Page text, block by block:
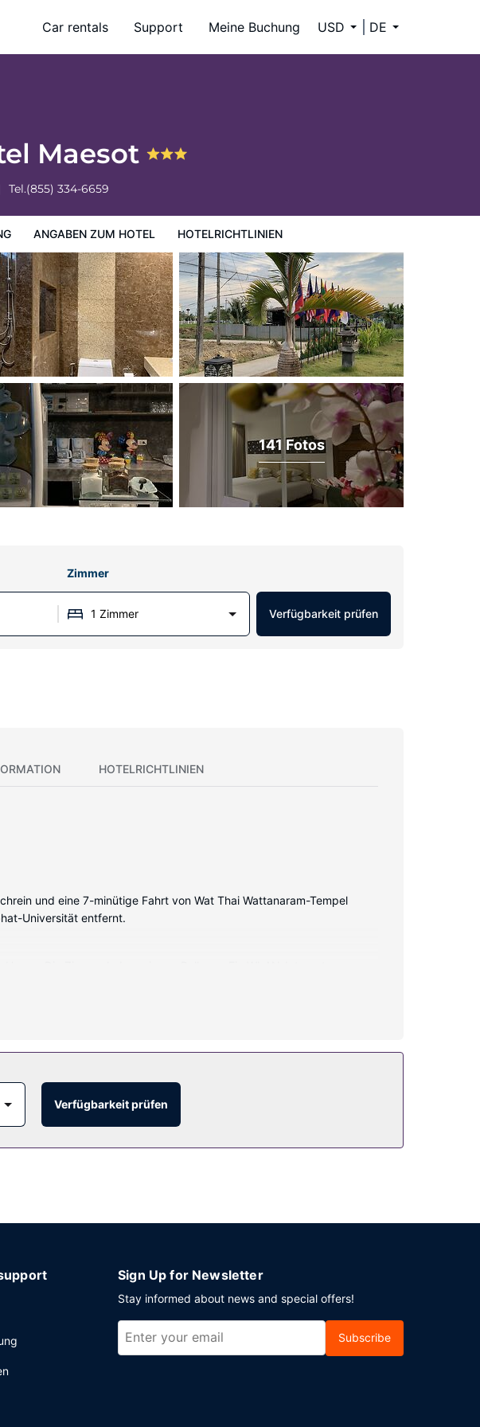
Car rentals Support Meine Buchung USD DE
Maesot
Tel.(855) 334-6659
ANGABEN ZUM HOTEL HOTELRICHTLINIEN
141 Fotos
Zimmer
1 Zimmer Verfügbarkeit prüfen
HOTELRICHTLINIEN
und eine 7-minütige Fahrt von Wat Thai Wattanaram-Tempel
Universität entfernt.
vorhanden, die über kostenlose Toilettenartikel und Haartrockner
Gebühr wird täglich von 07:00 Uhr bis 10:00 Uhr ein
Verfügbarkeit prüfen
Sign Up for Newsletter
Stay informed about news and special offers!
Subscribe